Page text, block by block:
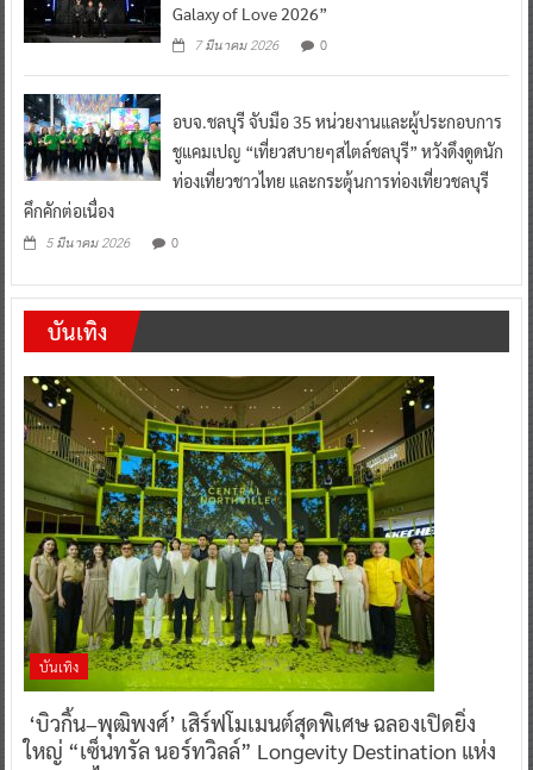
Galaxy of Love 2026”
7 มีนาคม 2026 0
อบจ.ชลบุรี จับมือ 35 หน่วยงานและผู้ประกอบการ
ชูแคมเปญ “เที่ยวสบายๆสไตล์ชลบุรี” หวังดึงดูดนัก
ท่องเที่ยวชาวไทย และกระตุ้นการท่องเที่ยวชลบุรี
คึกคักต่อเนื่อง
5 มีนาคม 2026 0
บันเทิง
บันเทิง
‘บิวกิ้น–พุฒิพงศ์’ เสิร์ฟโมเมนต์สุดพิเศษ ฉลองเปิดยิ่ง
ใหญ่ “เซ็นทรัล นอร์ทวิลล์” Longevity Destination แห่ง